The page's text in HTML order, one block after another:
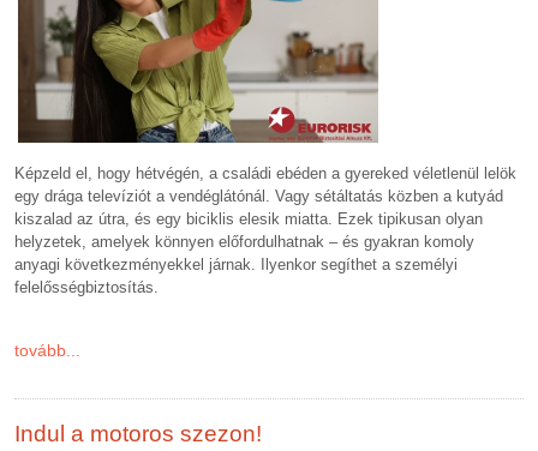
Képzeld el, hogy hétvégén, a családi ebéden a gyereked véletlenül lelök
egy drága televíziót a vendéglátónál. Vagy sétáltatás közben a kutyád
kiszalad az útra, és egy biciklis elesik miatta. Ezek tipikusan olyan
helyzetek, amelyek könnyen előfordulhatnak – és gyakran komoly
anyagi következményekkel járnak. Ilyenkor segíthet a személyi
felelősségbiztosítás.
tovább...
Indul a motoros szezon!